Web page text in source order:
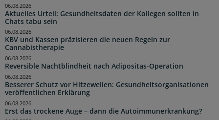
Aktuelles Urteil: Gesundheitsdaten der Kollegen sollten in
Chats tabu sein
06.08.2026
KBV und Kassen präzisieren die neuen Regeln zur
Cannabistherapie
06.08.2026
Reversible Nachtblindheit nach Adipositas-Operation
06.08.2026
Besserer Schutz vor Hitzewellen: Gesundheitsorganisationen
veröffentlichen Erklärung
06.08.2026
Erst das trockene Auge – dann die Autoimmunerkrankung?
06.08.2026